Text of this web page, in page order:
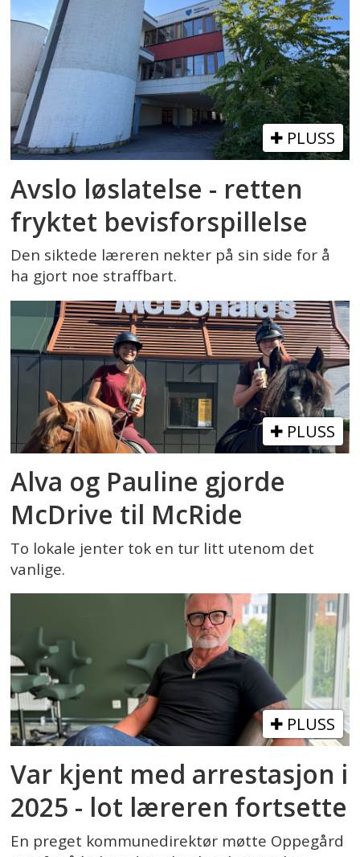
PLUSS
Avslo løslatelse - retten
fryktet bevisforspillelse
Den siktede læreren nekter på sin side for å
ha gjort noe straffbart.
PLUSS
Alva og Pauline gjorde
McDrive til McRide
To lokale jenter tok en tur litt utenom det
vanlige.
PLUSS
Var kjent med arrestasjon i
2025 - lot læreren fortsette
En preget kommunedirektør møtte Oppegård